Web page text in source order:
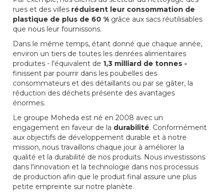
rues et des villes réduisent leur consommation de
plastique de plus de 60 % grâce aux sacs réutilisables
que nous leur fournissons.
Dans le même temps, étant donné que chaque année,
environ un tiers de toutes les denrées alimentaires
produites - l'équivalent de 1,3 milliard de tonnes -
finissent par pourrir dans les poubelles des
consommateurs et des détaillants ou par se gâter, la
réduction des déchets présente des avantages
énormes.
Le groupe Moheda est né en 2008 avec un
engagement en faveur de la durabilité. Conformément
aux objectifs de développement durable et à notre
mission, nous travaillons chaque jour à améliorer la
qualité et la durabilité de nos produits. Nous investissons
dans l'innovation et la technologie dans nos processus
de production afin que le produit final assure une plus
petite empreinte sur notre planète.